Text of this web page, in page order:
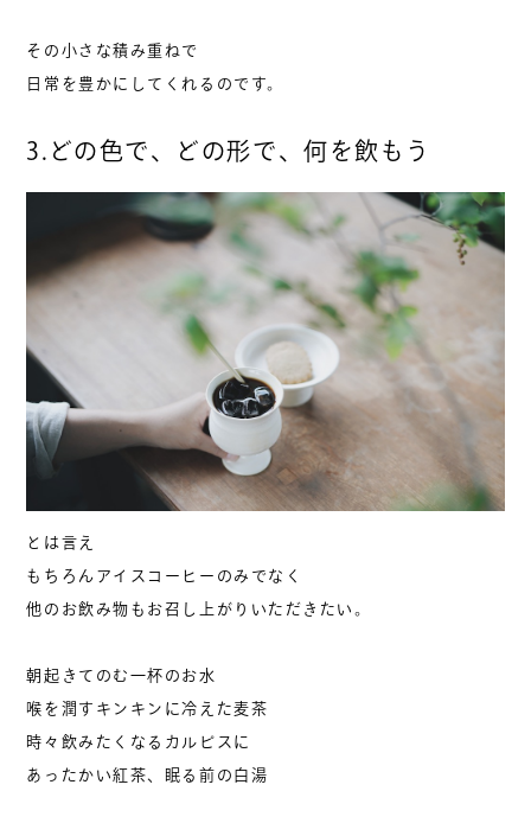
その小さな積み重ねで
日常を豊かにしてくれるのです。
3.どの色で、どの形で、何を飲もう
とは言え
もちろんアイスコーヒーのみでなく
他のお飲み物もお召し上がりいただきたい。
朝起きてのむ一杯のお水
喉を潤すキンキンに冷えた麦茶
時々飲みたくなるカルピスに
あったかい紅茶、眠る前の白湯